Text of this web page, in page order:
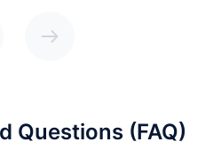
Questions (FAQ)